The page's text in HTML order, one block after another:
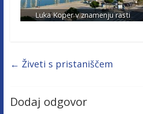
Luka Koper v znamenju rasti
← Živeti s pristaniščem
Dodaj odgovor